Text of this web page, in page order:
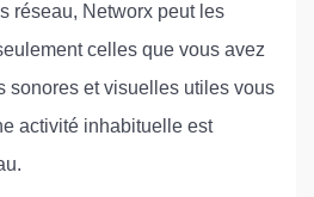
réseau, Networx peut les
celles que vous avez
sonores et visuelles utiles vous
activité inhabituelle est